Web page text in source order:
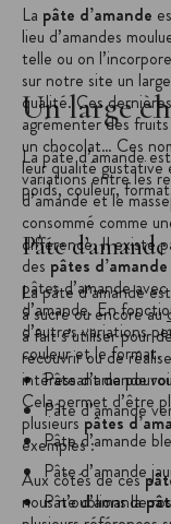
La pâte d’amande
lieu d’amandes
telle ou on
sur notre site un
qualité. Ces
agrémenter des
un chocolat… Ces
leur qualité
poids, couleur,
Un large
La pâte d’amande
variations entre les
d’amande et le
consommé comme
différence. Il existe
des pâtes
pâtes d’amande
d’amande. En
d’autres variations
couleur et le format.
Pâte
La pâte d’amande
à sucre ou encore au
à fait s’utiliser pour
recouvrir ou de
intéressant de
Cela permet d’être
plusieurspâtes
exemples :
Pâte d’amande
Pâte d’amande
Pâte d’amande
Pâte d’amande
Pâte d’amande
Aux côtés de ces
nous n’oublions la